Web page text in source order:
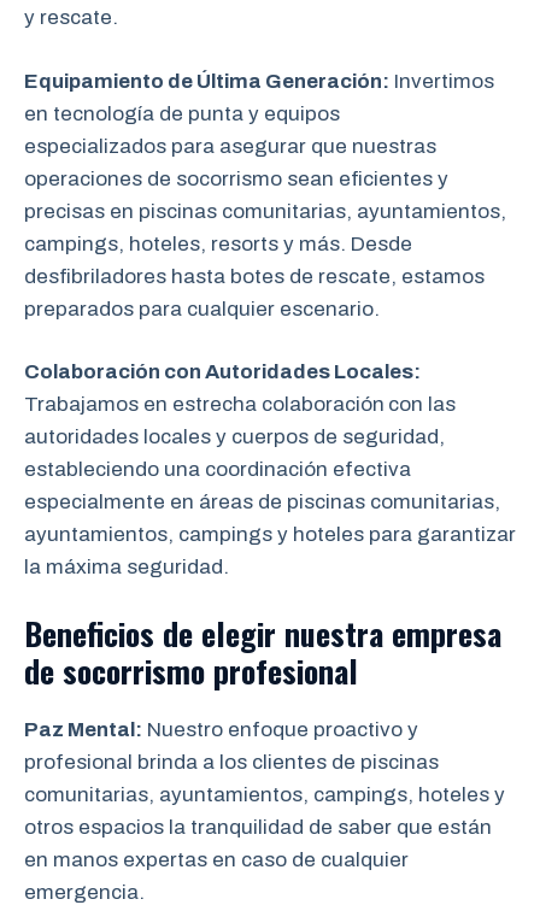
y rescate.
Equipamiento de Última Generación: Invertimos
en tecnología de punta y equipos
especializados para asegurar que nuestras
operaciones de socorrismo sean eficientes y
precisas en piscinas comunitarias, ayuntamientos,
campings, hoteles, resorts y más. Desde
desfibriladores hasta botes de rescate, estamos
preparados para cualquier escenario.
Colaboración con Autoridades Locales:
Trabajamos en estrecha colaboración con las
autoridades locales y cuerpos de seguridad,
estableciendo una coordinación efectiva
especialmente en áreas de piscinas comunitarias,
ayuntamientos, campings y hoteles para garantizar
la máxima seguridad.
Beneficios de elegir nuestra empresa
de socorrismo profesional
Paz Mental: Nuestro enfoque proactivo y
profesional brinda a los clientes de piscinas
comunitarias, ayuntamientos, campings, hoteles y
otros espacios la tranquilidad de saber que están
en manos expertas en caso de cualquier
emergencia.